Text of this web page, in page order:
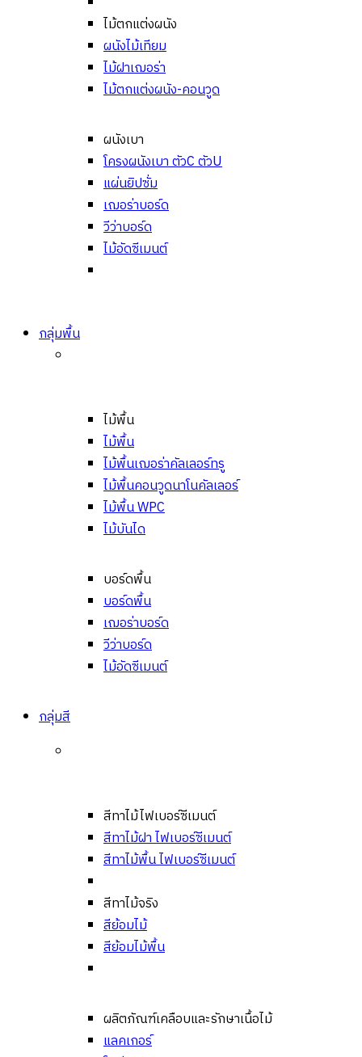
ไม้ตกแต่งผนัง
ผนังไม้เทียม
ไม้ฝาเฌอร่า
ไม้ตกแต่งผนัง-คอนวูด
ผนังเบา
โครงผนังเบา ตัวC ตัวU
แผ่นยิปซั่ม
เฌอร่าบอร์ด
วีว่าบอร์ด
ไม้อัดซีเมนต์
กลุ่มพื้น
ไม้พื้น
ไม้พื้น
ไม้พื้นเฌอร่าคัลเลอร์ทรู
ไม้พื้นคอนวูดนาโนคัลเลอร์
ไม้พื้น WPC
ไม้บันได
บอร์ดพื้น
บอร์ดพื้น
เฌอร่าบอร์ด
วีว่าบอร์ด
ไม้อัดซีเมนต์
กลุ่มสี
สีทาไม้ไฟเบอร์ซีเมนต์
สีทาไม้ฝา ไฟเบอร์ซีเมนต์
สีทาไม้พื้น ไฟเบอร์ซีเมนต์
สีทาไม้จริง
สีย้อมไม้
สีย้อมไม้พื้น
ผลิตภัณฑ์เคลือบและรักษาเนื้อไม้
แลคเกอร์